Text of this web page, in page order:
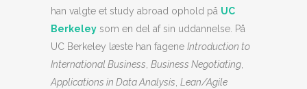
han valgte et study abroad ophold på UC
Berkeley som en del af sin uddannelse. På
UC Berkeley læste han fagene Introduction to
International Business, Business Negotiating,
Applications in Data Analysis, Lean/Agile